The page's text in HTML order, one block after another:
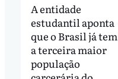
A entidade
estudantil aponta
que o Brasil já tem
a terceira maior
população